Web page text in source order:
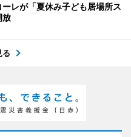
レが「夏休み子ども居場所ス
放
る